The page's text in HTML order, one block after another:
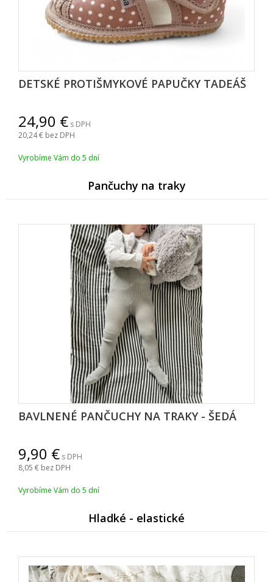
DETSKÉ PROTIŠMYKOVÉ PAPUČKY TADEÁ
24,90
s DPH
20,24 bez DPH
Vyrobíme Vám do 5 dní
Pančuchy na traky
BAVLNENÉ PANČUCHY NA TRAKY - ŠEDÁ
9,90
s DPH
8,05 bez DPH
Vyrobíme Vám do 5 dní
Hladké - elastické